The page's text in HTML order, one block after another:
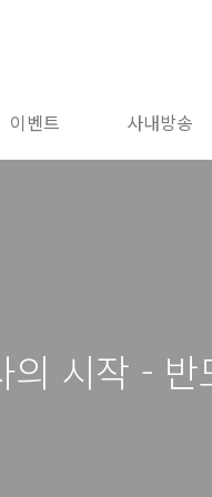
이벤트 사내방송
의 시작 -